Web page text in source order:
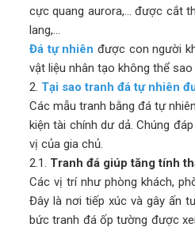
cực quang aurora,… được cắt
lang,…
Đá tự nhiên được con người
vật liệu nhân tạo không thể
2. Tại sao tranh đá tự nhiên
Các mẫu tranh bằng đá tự
kiện tài chính dư dả. Chúng
vị của gia chủ.
2.1. Tranh đá giúp tăng tính
Các vị trí như phòng khách,
Đây là nơi tiếp xúc và gây ấn
bức tranh đá ốp tường được